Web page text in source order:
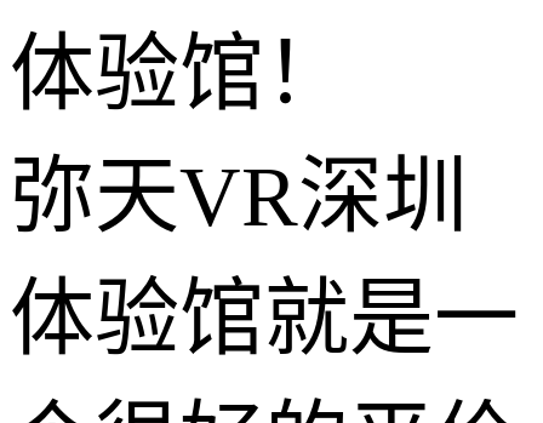
体验馆！
弥天VR深圳
体验馆就是一